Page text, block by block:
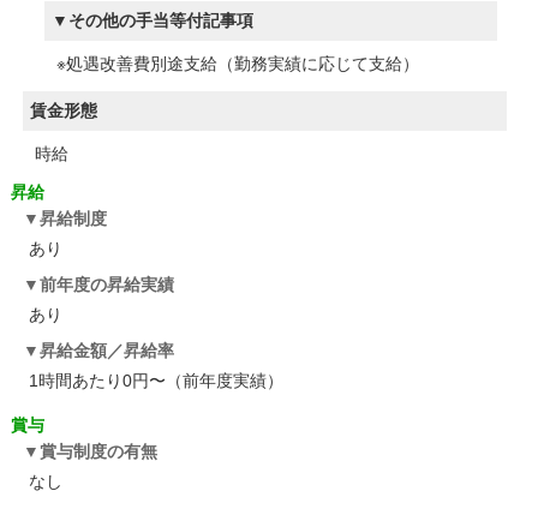
その他の手当等付記事項
※処遇改善費別途支給（勤務実績に応じて支給）
賃金形態
時給
昇給
昇給制度
あり
前年度の昇給実績
あり
昇給金額／昇給率
1時間あたり0円〜（前年度実績）
賞与
賞与制度の有無
なし